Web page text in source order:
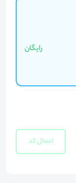
رایگان
اعمال کد